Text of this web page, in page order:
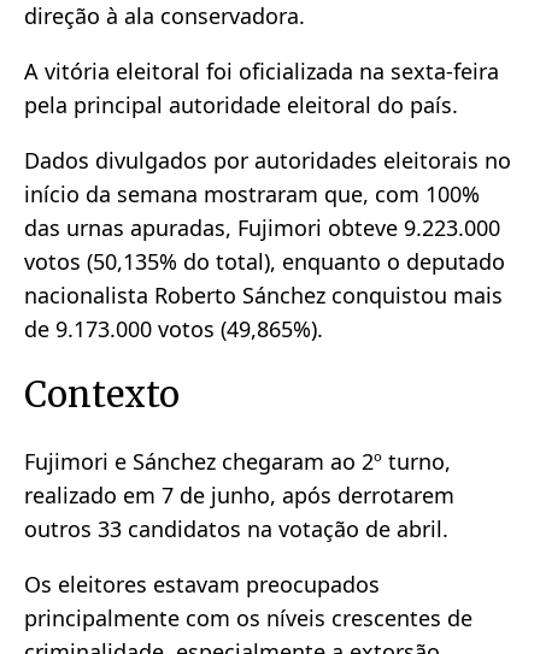
direção à ala conservadora.
A vitória eleitoral foi oficializada na sexta-feira
pela principal autoridade eleitoral do país.
Dados divulgados por autoridades eleitorais no
início da semana mostraram que, com 100%
das urnas apuradas, Fujimori obteve 9.223.000
votos (50,135% do total), enquanto o deputado
nacionalista Roberto Sánchez conquistou mais
de 9.173.000 votos (49,865%).
Contexto
Fujimori e Sánchez chegaram ao 2º turno,
realizado em 7 de junho, após derrotarem
outros 33 candidatos na votação de abril.
Os eleitores estavam preocupados
principalmente com os níveis crescentes de